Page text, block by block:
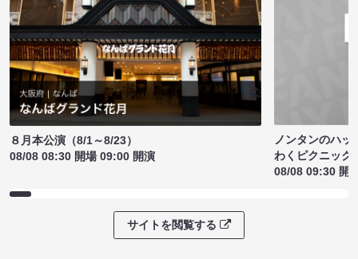
８月本公演（8/1～8/23）
08/08 08:30 開場 09:00 開演
ノンタンのハッ
わくピクニック
08/08 09:30 開
サイトを閲覧する